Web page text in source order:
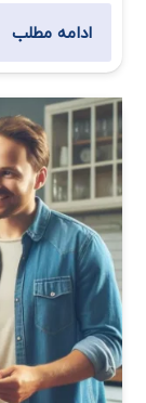
ادامه مطلب